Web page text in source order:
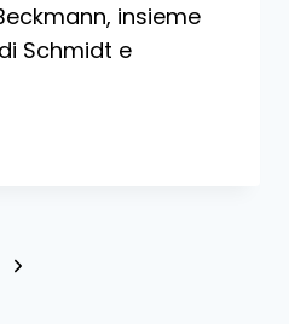
insieme
Schmidt e
Pagina